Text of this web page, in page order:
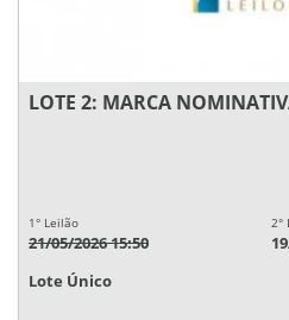
LOTE 2: MARCA
1° Leilão
21/05/2026 15:50
2°
Lote Único